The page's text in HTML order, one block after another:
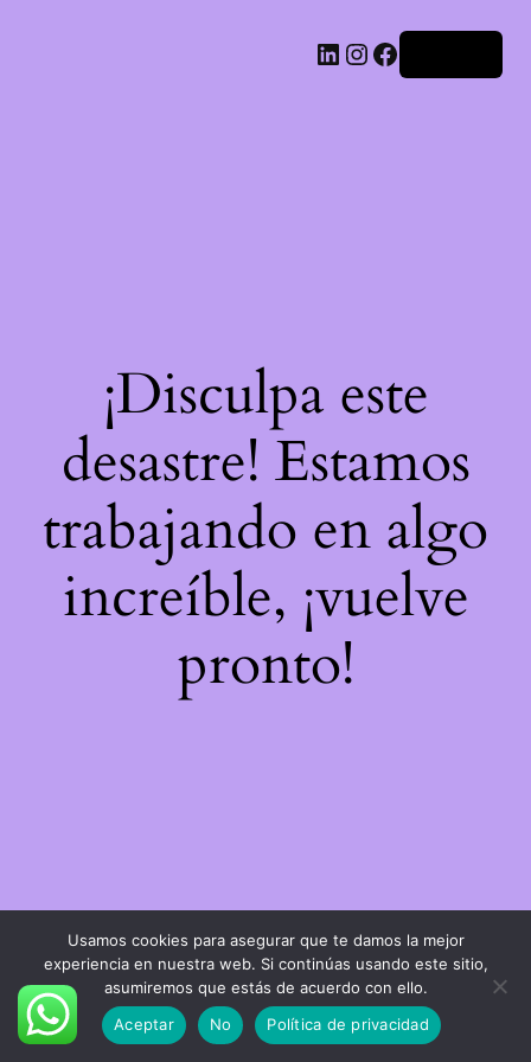
LinkedIn
Instagram
Facebook
¡Disculpa este
desastre! Estamos
trabajando en algo
increíble, ¡vuelve
pronto!
Usamos cookies para asegurar que te damos la mejor
experiencia en nuestra web. Si continúas usando este sitio,
asumiremos que estás de acuerdo con ello.
Aceptar
No Política de privacidad